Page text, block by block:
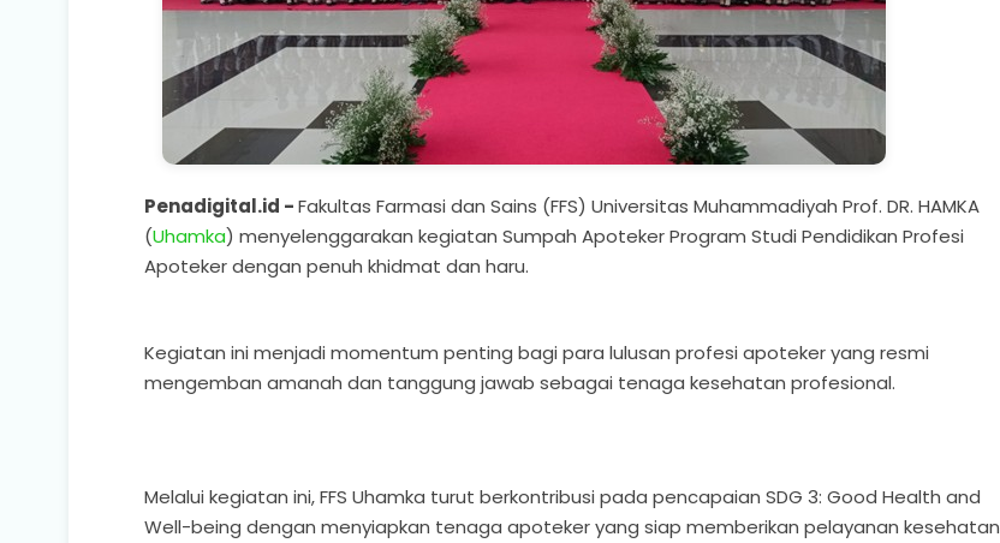
Penadigital.id -Fakultas Farmasi dan Sains (FFS) Universitas Muhammadiyah Prof. DR. HAMKA
(Uhamka) menyelenggarakan kegiatan Sumpah Apoteker Program Studi Pendidikan Profesi
Apoteker dengan penuh khidmat dan haru.
Kegiatan ini menjadi momentum penting bagi para lulusan profesi apoteker yang resmi
mengemban amanah dan tanggung jawab sebagai tenaga kesehatan profesional.
Melalui kegiatan ini, FFS Uhamka turut berkontribusi pada pencapaian SDG 3: Good Health and
Well-being dengan menyiapkan tenaga apoteker yang siap memberikan pelayanan kesehatan